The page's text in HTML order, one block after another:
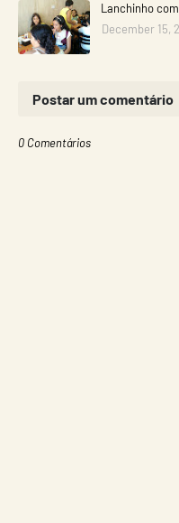
Lanchinho
December 15,
Postar um comentário
0 Comentários